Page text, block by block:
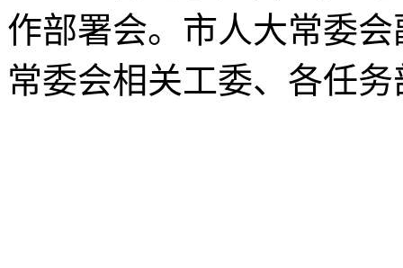
作部署会。市人大常委
常委会相关工委、各任